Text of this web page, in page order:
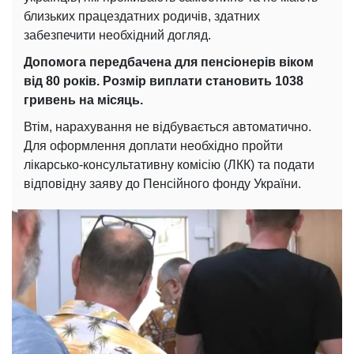
близьких працездатних родичів, здатних
забезпечити необхідний догляд.
Допомога передбачена для пенсіонерів віком
від 80 років. Розмір виплати становить 1038
гривень на місяць.
Втім, нарахування не відбувається автоматично.
Для оформлення доплати необхідно пройти
лікарсько-консультативну комісію (ЛКК) та подати
відповідну заяву до Пенсійного фонду України.